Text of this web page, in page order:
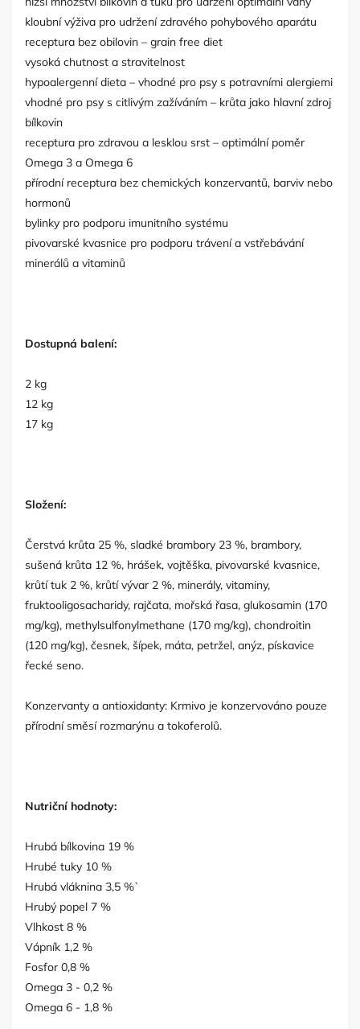
kloubní výživa pro udržení zdravého pohybového aparátu
receptura bez obilovin – grain free diet
vysoká chutnost a stravitelnost
hypoalergenní dieta – vhodné pro psy s potravními alergiemi
vhodné pro psy s citlivým zažíváním – krůta jako hlavní zdroj
bílkovin
receptura pro zdravou a lesklou srst – optimální poměr
Omega 3 a Omega 6
přírodní receptura bez chemických konzervantů, barviv nebo
hormonů
bylinky pro podporu imunitního systému
pivovarské kvasnice pro podporu trávení a vstřebávání
minerálů a vitaminů
Dostupná balení:
2 kg
12 kg
17 kg
Složení:
Čerstvá krůta 25 %, sladké brambory 23 %, brambory,
sušená krůta 12 %, hrášek, vojtěška, pivovarské kvasnice,
krůtí tuk 2 %, krůtí vývar 2 %, minerály, vitaminy,
fruktooligosacharidy, rajčata, mořská řasa, glukosamin (170
mg/kg), methylsulfonylmethane (170 mg/kg), chondroitin
(120 mg/kg), česnek, šípek, máta, petržel, anýz, pískavice
řecké seno.
Konzervanty a antioxidanty: Krmivo je konzervováno pouze
přírodní směsí rozmarýnu a tokoferolů.
Nutriční hodnoty:
Hrubá bílkovina 19 %
Hrubé tuky 10 %
Hrubá vláknina 3,5 %`
Hrubý popel 7 %
Vlhkost 8 %
Vápník 1,2 %
Fosfor 0,8 %
Omega 3 - 0,2 %
Omega 6 - 1,8 %